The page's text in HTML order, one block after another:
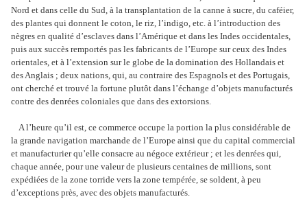
Nord et dans celle du Sud, à la transplantation de la canne à sucre, du caféier,
des plantes qui donnent le coton, le riz, l’indigo, etc. à l’introduction des
nègres en qualité d’esclaves dans l’Amérique et dans les Indes occidentales,
puis aux succès remportés pas les fabricants de l’Europe sur ceux des Indes
orientales, et à l’extension sur le globe de la domination des Hollandais et
des Anglais ; deux nations, qui, au contraire des Espagnols et des Portugais,
ont cherché et trouvé la fortune plutôt dans l’échange d’objets manufacturés
contre des denrées coloniales que dans des extorsions.
A l’heure qu’il est, ce commerce occupe la portion la plus considérable de
la grande navigation marchande de l’Europe ainsi que du capital commercial
et manufacturier qu’elle consacre au négoce extérieur ; et les denrées qui,
chaque année, pour une valeur de plusieurs centaines de millions, sont
expédiées de la zone torride vers la zone tempérée, se soldent, à peu
d’exceptions près, avec des objets manufacturés.